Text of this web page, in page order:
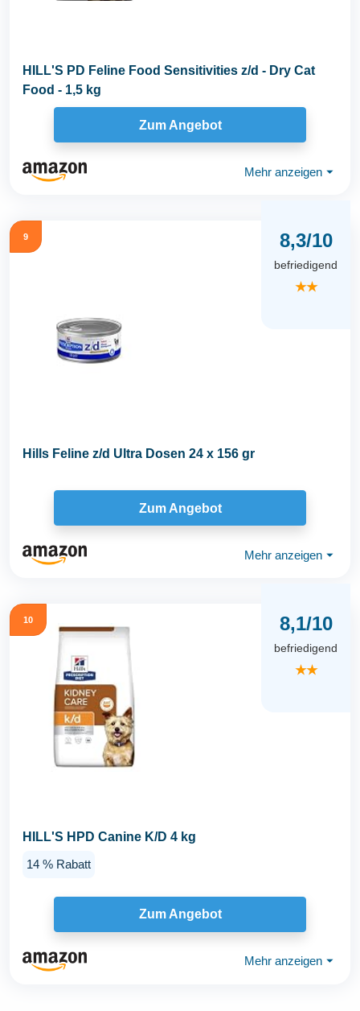
HILL'S PD Feline Food Sensitivities z/d - Dry Cat
Food - 1,5 kg
Zum Angebot
Mehr anzeigen ⏷
9 8,3/10
befriedigend
★★
Hills Feline z/d Ultra Dosen 24 x 156 gr
Zum Angebot
Mehr anzeigen ⏷
10 8,1/10
befriedigend
★★
HILL'S HPD Canine K/D 4 kg
14 % Rabatt
Zum Angebot
Mehr anzeigen ⏷